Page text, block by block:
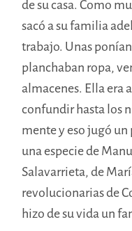
de su casa. Como
sacó a su familia
trabajo. Unas
planchaban ropa,
almacenes. Ella era
confundir hasta los
mente y eso jugó
una especie de
Salavarrieta, de
revolucionarias de
hizo de su vida un